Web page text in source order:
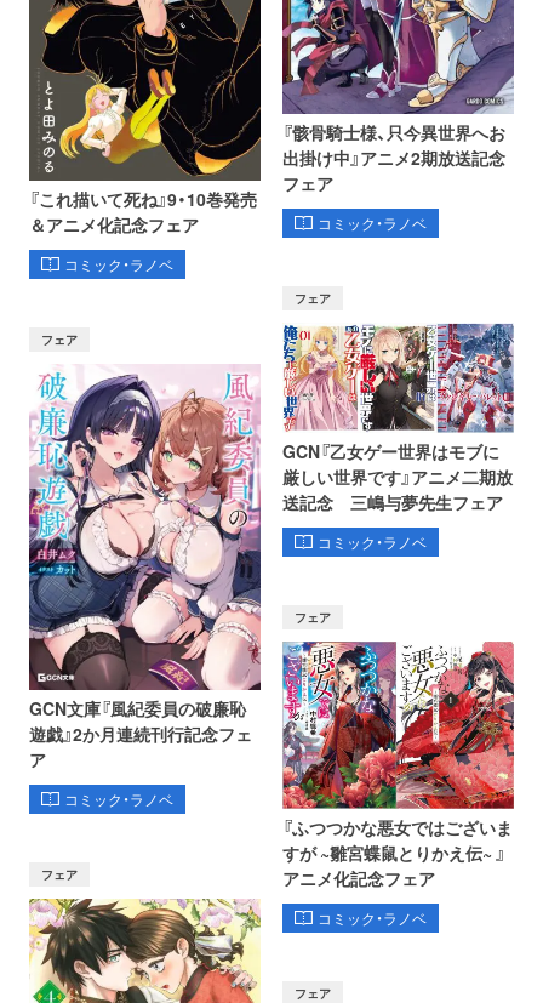
『これ描いて死ね』9・10巻発売
＆アニメ化記念フェア
コミック・ラノベ
『骸骨騎士様、只今異世界へお
出掛け中』アニメ2期放送記念
フェア
コミック・ラノベ
フェア
GCN文庫『風紀委員の破廉恥
遊戯』2か月連続刊行記念フェ
ア
コミック・ラノベ
フェア
GCN『乙女ゲー世界はモブに
厳しい世界です』アニメ二期放
送記念 三嶋与夢先生フェア
コミック・ラノベ
フェア
フェア
『ふつつかな悪女ではございま
すが ~雛宮蝶鼠とりかえ伝~ 』
アニメ化記念フェア
コミック・ラノベ
フェア